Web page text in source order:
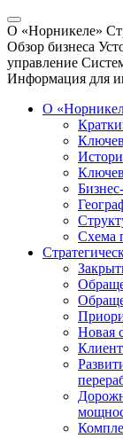
О «Норникеле»
Обзор бизнеса
управление
Информация для
О
Схема
Новая